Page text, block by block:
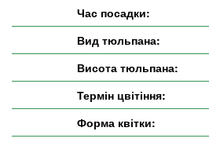
Час посадки:
Вид тюльпана:
Висота тюльпана:
Термін цвітіння:
Форма квітки: